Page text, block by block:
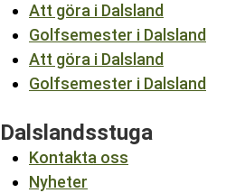
Att göra i Dalsland
Golfsemester i Dalsland
Att göra i Dalsland
Golfsemester i Dalsland
Dalslandsstuga
Kontakta oss
Nyheter